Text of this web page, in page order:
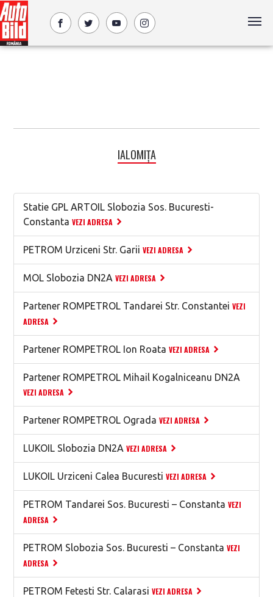
IALOMIȚA
Statie GPL ARTOIL Slobozia Sos. Bucuresti-
Constanta VEZI ADRESA
PETROM Urziceni Str. Garii VEZI ADRESA
MOL Slobozia DN2A VEZI ADRESA
Partener ROMPETROL Tandarei Str. Constantei VEZI
ADRESA
Partener ROMPETROL Ion Roata VEZI ADRESA
Partener ROMPETROL Mihail Kogalniceanu DN2A
VEZI ADRESA
Partener ROMPETROL Ograda VEZI ADRESA
LUKOIL Slobozia DN2A VEZI ADRESA
LUKOIL Urziceni Calea Bucuresti VEZI ADRESA
PETROM Tandarei Sos. Bucuresti – Constanta VEZI
ADRESA
PETROM Slobozia Sos. Bucuresti – Constanta VEZI
ADRESA
PETROM Fetesti Str. Calarasi VEZI ADRESA